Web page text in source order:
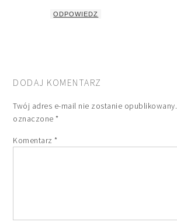
ODPOWIEDZ
DODAJ KOMENTARZ
Twój adres e-mail nie zostanie opublikowany.
oznaczone*
Komentarz*